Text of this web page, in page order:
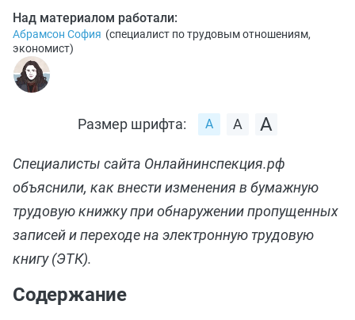
Над материалом работали:
Абрамсон София (специалист по трудовым отношениям,
экономист)
Размер шрифта:
Специалисты сайта Онлайнинспекция.рф
объяснили, как внести изменения в бумажную
трудовую книжку при обнаружении пропущенных
записей и переходе на электронную трудовую
книгу (ЭТК).
Содержание